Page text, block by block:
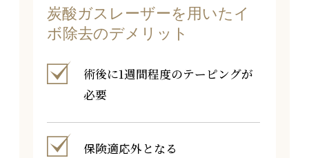
炭酸ガスレーザーを用いたイ
ボ除去のデメリット
術後に1週間程度のテーピングが
必要
保険適応外となる